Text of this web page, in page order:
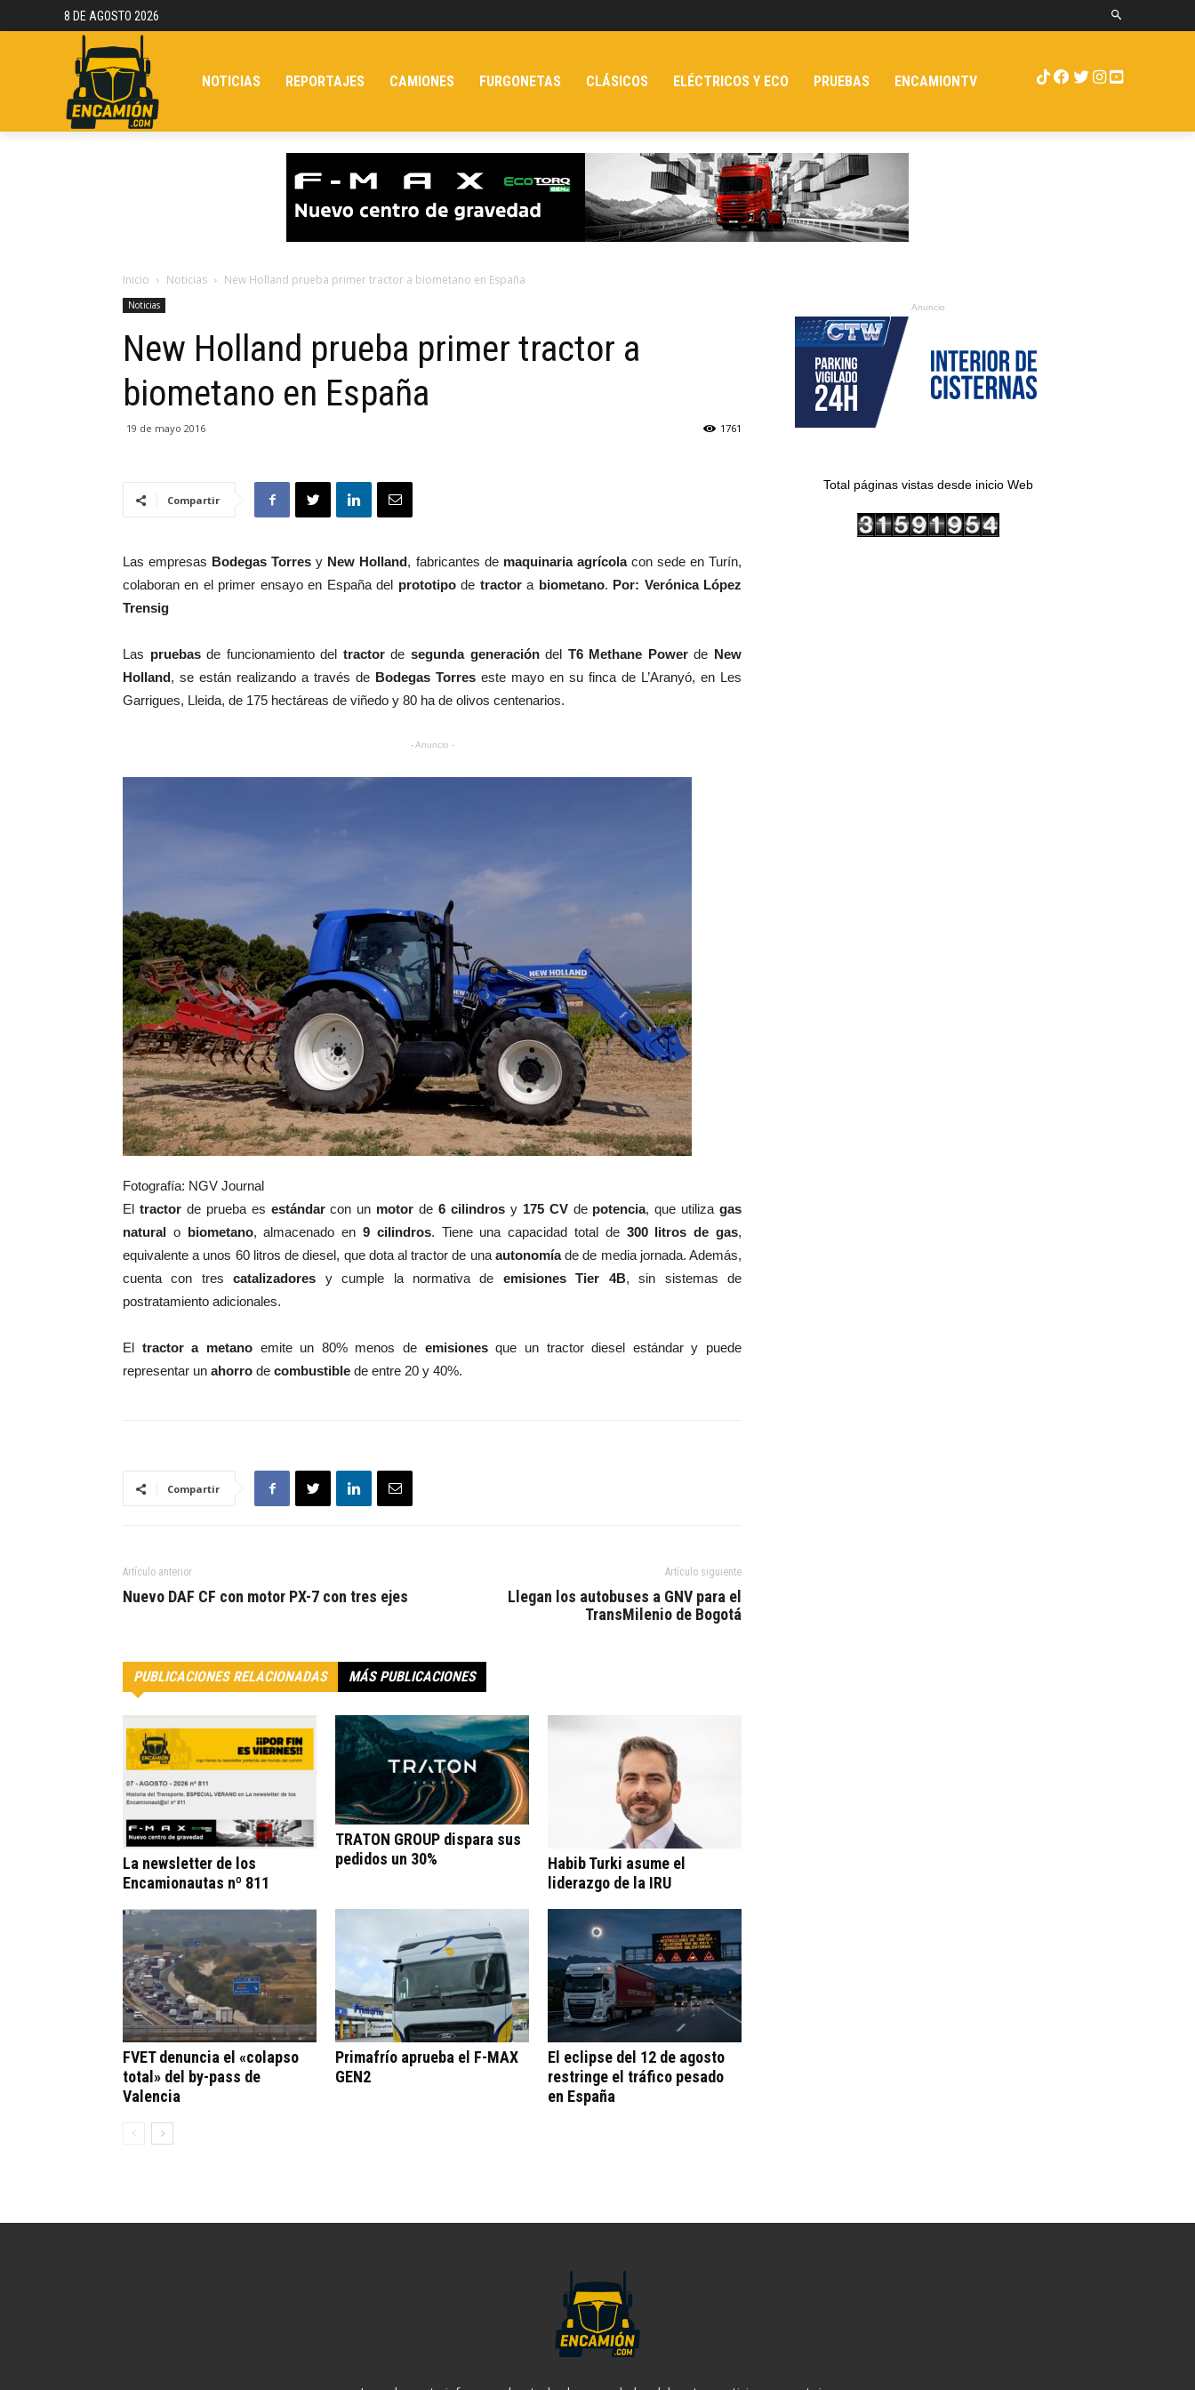
8 DE AGOSTO 2026
NOTICIAS REPORTAJES CAMIONES FURGONETAS CLÁSICOS ELÉCTRICOS Y ECO PRUEBAS ENCAMIONTV
Inicio Noticias New Holland prueba primer tractor a biometano en España
Noticias
New Holland prueba primer tractor a
biometano en España
19 de mayo 2016 1761
Compartir
Las empresas Bodegas Torres y New Holland, fabricantes de maquinaria agrícolacon sede en Turín,
colaboran en el primer ensayo en España del prototipode tractora biometano. Por: Verónica López
Trensig
Las pruebasde funcionamiento del tractordesegunda generacióndel T6 Methane Powerde New
Holland, se están realizando a través de Bodegas Torres este mayo en su finca de L’Aranyó, en Les
Garrigues, Lleida, de 175 hectáreas de viñedo y 80 ha de olivos centenarios.
- Anuncio -
Fotografía: NGV Journal
El tractor de prueba es estándarcon un motorde6 cilindros y 175 CV de potencia, que utilizagas
natural o biometano, almacenado en9 cilindros. Tiene una capacidad total de 300 litros de gas,
equivalente a unos 60 litros de diesel, que dota al tractor de una autonomíade de media jornada. Además,
cuenta con trescatalizadores y cumple la normativa de emisiones Tier 4B, sin sistemas de
postratamiento adicionales.
El tractor a metano emite un 80% menos de emisionesque un tractor diesel estándar y puede
representar un ahorro de combustible de entre 20 y 40%.
Compartir
Artículo anterior
Nuevo DAF CF con motor PX-7 con tres ejes
Artículo siguiente
Llegan los autobuses a GNV para el
TransMilenio de Bogotá
PUBLICACIONES RELACIONADAS MÁS PUBLICACIONES
La newsletter de los
Encamionautas nº 811
TRATON GROUP dispara sus
pedidos un 30%
Habib Turki asume el
liderazgo de la IRU
FVET denuncia el «colapso
total» del by-pass de
Valencia
Primafrío aprueba el F-MAX
GEN2
El eclipse del 12 de agosto
restringe el tráfico pesado
en España
Anuncio
Total páginas vistas desde inicio Web